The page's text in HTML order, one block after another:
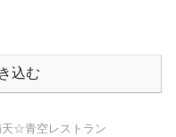
込む
天☆青空レストラン